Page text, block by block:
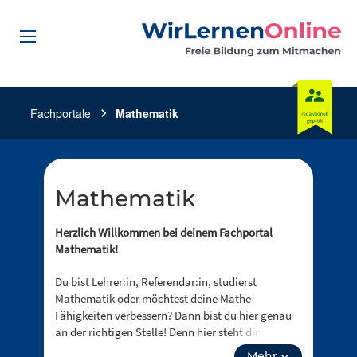
Fachportale chevron_right Mathematik
Mathematik
Herzlich Willkommen bei deinem Fachportal
Mathematik!
Du bist Lehrer:in, Referendar:in, studierst
Mathematik oder möchtest deine Mathe-
Fähigkeiten verbessern? Dann bist du hier genau
an der richtigen Stelle! Denn hier steht dir
zahlreiches Mathe Material kostenlos und ohne